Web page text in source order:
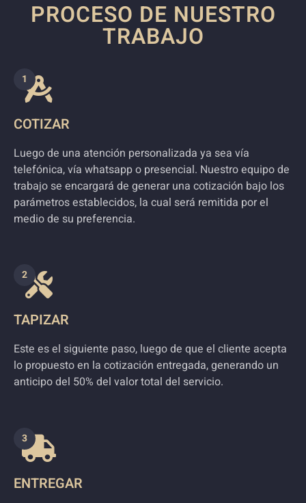
PROCESO DE NUESTRO
TRABAJO
1
COTIZAR
Luego de una atención personalizada ya sea vía
telefónica, vía whatsapp o presencial. Nuestro equipo de
trabajo se encargará de generar una cotización bajo los
parámetros establecidos, la cual será remitida por el
medio de su preferencia.
2
TAPIZAR
Este es el siguiente paso, luego de que el cliente acepta
lo propuesto en la cotización entregada, generando un
anticipo del 50% del valor total del servicio.
3
ENTREGAR